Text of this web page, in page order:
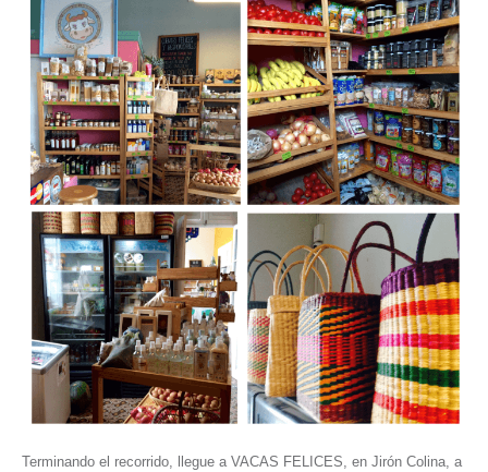
Terminando el recorrido, llegue a VACAS FELICES, en Jirón Colina, a